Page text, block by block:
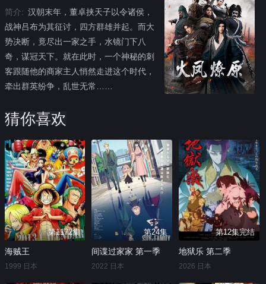
简介: 汉朝末年，董卓挟天子以令诸侯，
战神吕布为其征讨，四方群雄并起。而大
势决断，竟尽出一家之手，水镜门下八
奇，谋冠天下。就在此时，一个神秘的刺
客跟随他的商家主人悄然走进这个时代，
牵出群英纷争，乱世无常……
猜你喜欢
第1172集
海贼王
1999 日本
第24集
间谍过家家 第一季
2022 日本
第12集完结
地狱乐 第二季
2026 日本